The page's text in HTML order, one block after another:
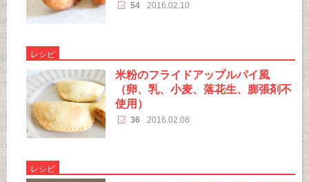
54 2016.02.10
レシピ
米粉のフライドアップルパイ風
（卵、乳、小麦、落花生、膨張剤不
使用）
36 2016.02.08
レシピ